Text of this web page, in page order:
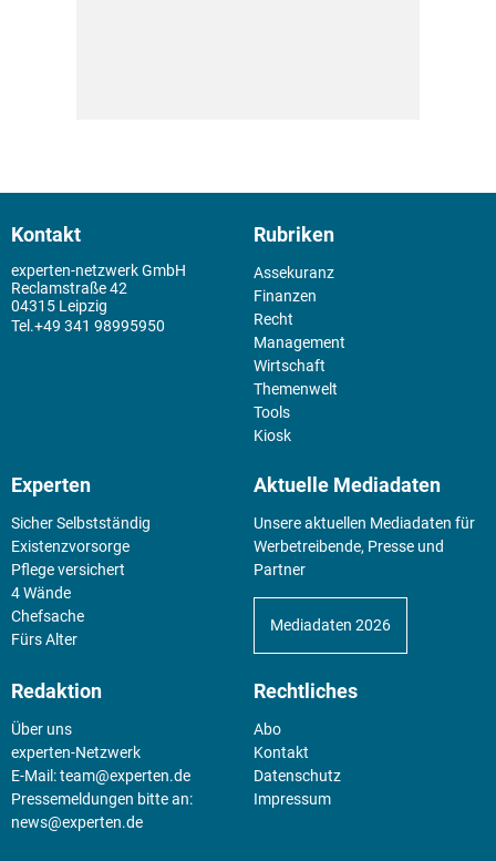
Kontakt
experten-netzwerk GmbH
Reclamstraße 42
04315 Leipzig
+49 341 98995950
Rubriken
Assekuranz
Finanzen
Recht
Management
Wirtschaft
Themenwelt
Tools
Kiosk
Experten
Sicher Selbstständig
Existenz­vorsorge
Pflege versichert
4 Wände
Chefsache
Fürs Alter
Aktuelle Mediadaten
Unsere aktuellen Mediadaten für
Werbetreibende, Presse und
Partner
Mediadaten 2026
Redaktion
Über uns
experten-Netzwerk
E-Mail:team@experten.de
Pressemeldungen bitte an:
news@experten.de
Rechtliches
Abo
Kontakt
Datenschutz
Impressum